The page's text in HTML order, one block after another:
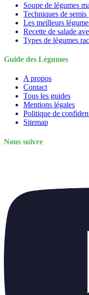
Soupe de légumes
Techniques de
Les meilleurs
Recette de salade
Types de légumes
Guide des Légumes
A propos
Contact
Tous les guides
Mentions légales
Politique de
Sitemap
Nous suivre